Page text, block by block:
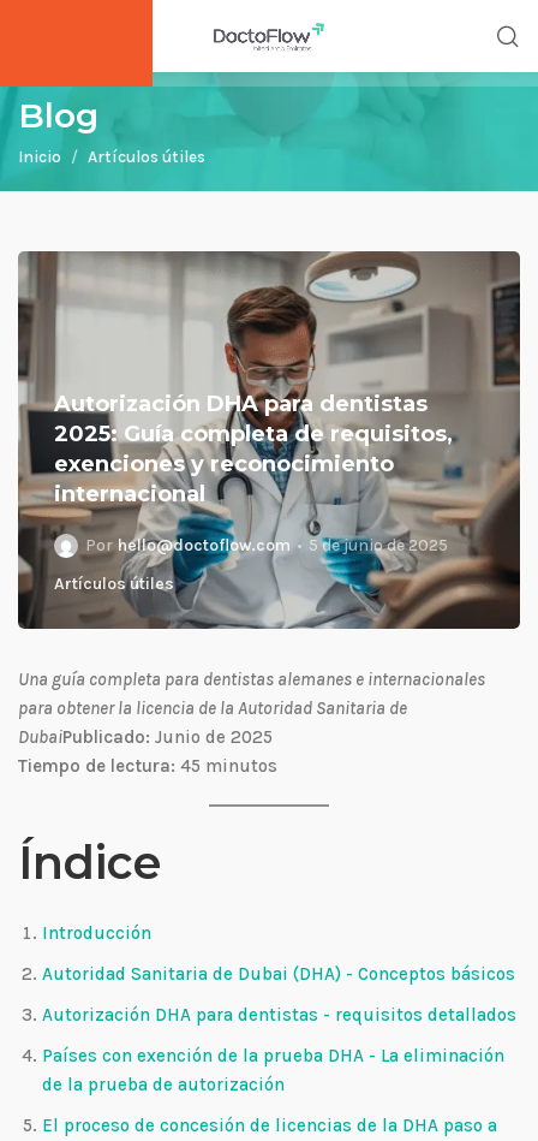
Blog
Inicio Artículos útiles
Autorización DHA para dentistas
2025: Guía completa de requisitos,
exenciones y reconocimiento
internacional
Por hello@doctoflow.com
5 de junio de 2025
Artículos útiles
Una guía completa para dentistas alemanes e internacionales
para obtener la licencia de la Autoridad Sanitaria de
DubaiPublicado: Junio de 2025
Tiempo de lectura: 45 minutos
Índice
Introducción
Autoridad Sanitaria de Dubai (DHA) - Conceptos básicos
Autorización DHA para dentistas - requisitos detallados
Países con exención de la prueba DHA - La eliminación
de la prueba de autorización
El proceso de concesión de licencias de la DHA paso a